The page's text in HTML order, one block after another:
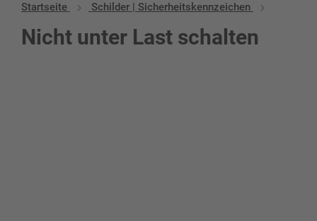
Startseite Schilder | Sicherheitskennzeichen
Nicht unter Last schalten